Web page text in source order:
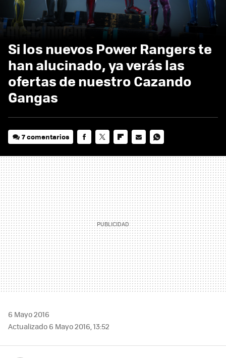
Si los nuevos Power Rangers te
han alucinado, ya verás las
ofertas de nuestro Cazando
Gangas
7 comentarios
MAIL
6 Mayo 2016
Actualizado 6 Mayo 2016, 13:52